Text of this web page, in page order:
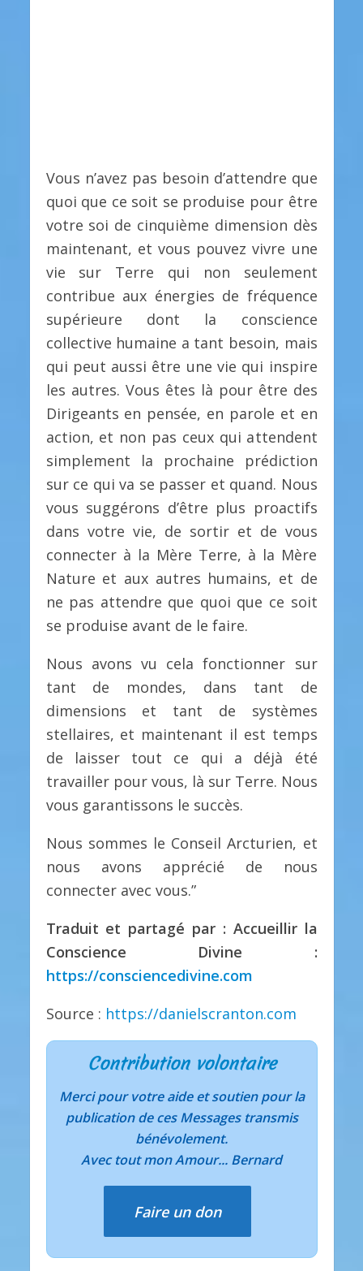
Vous n’avez pas besoin d’attendre que
quoi que ce soit se produise pour être
votre soi de cinquième dimension dès
maintenant, et vous pouvez vivre une
vie sur Terre qui non seulement
contribue aux énergies de fréquence
supérieure dont la conscience
collective humaine a tant besoin, mais
qui peut aussi être une vie qui inspire
les autres. Vous êtes là pour être des
Dirigeants en pensée, en parole et en
action, et non pas ceux qui attendent
simplement la prochaine prédiction
sur ce qui va se passer et quand. Nous
vous suggérons d’être plus proactifs
dans votre vie, de sortir et de vous
connecter à la Mère Terre, à la Mère
Nature et aux autres humains, et de
ne pas attendre que quoi que ce soit
se produise avant de le faire.
Nous avons vu cela fonctionner sur
tant de mondes, dans tant de
dimensions et tant de systèmes
stellaires, et maintenant il est temps
de laisser tout ce qui a déjà été
travailler pour vous, là sur Terre. Nous
vous garantissons le succès.
Nous sommes le Conseil Arcturien, et
nous avons apprécié de nous
connecter avec vous.”
Traduit et partagé par : Accueillir la
Conscience Divine :
https://consciencedivine.com
Source : https://danielscranton.com
Contribution volontaire
Merci pour votre aide et soutien pour la
publication de ces Messages transmis
bénévolement.
Avec tout mon Amour... Bernard
Faire un don